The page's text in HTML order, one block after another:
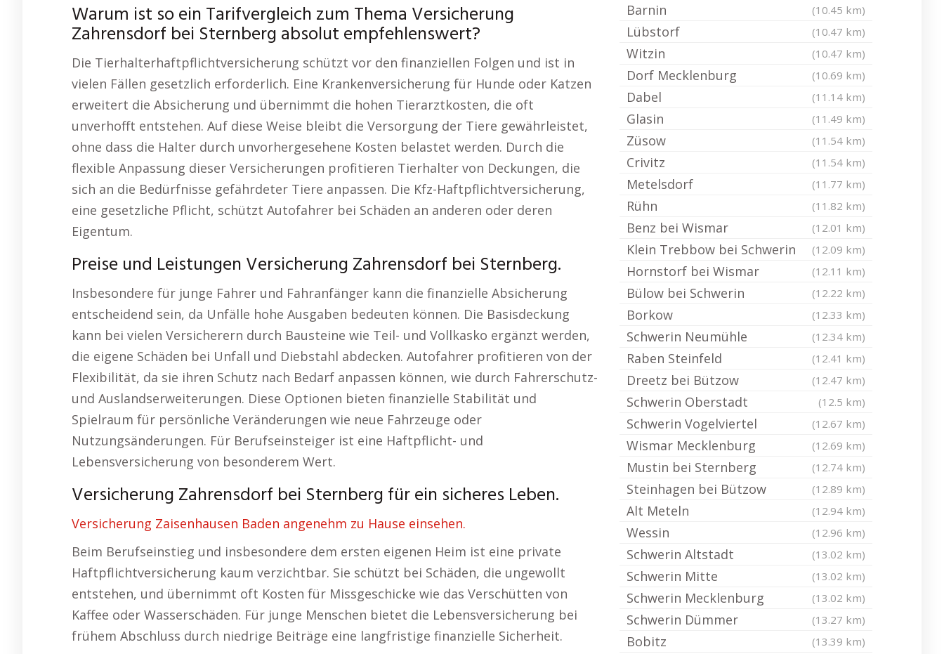
Warum ist so ein Tarifvergleich zum Thema Versicherung
Zahrensdorf bei Sternberg absolut empfehlenswert?
Die Tierhalterhaftpflichtversicherung schützt vor den finanziellen Folgen und ist in
vielen Fällen gesetzlich erforderlich. Eine Krankenversicherung für Hunde oder Katzen
erweitert die Absicherung und übernimmt die hohen Tierarztkosten, die oft
unverhofft entstehen. Auf diese Weise bleibt die Versorgung der Tiere gewährleistet,
ohne dass die Halter durch unvorhergesehene Kosten belastet werden. Durch die
flexible Anpassung dieser Versicherungen profitieren Tierhalter von Deckungen, die
sich an die Bedürfnisse gefährdeter Tiere anpassen. Die Kfz-Haftpflichtversicherung,
eine gesetzliche Pflicht, schützt Autofahrer bei Schäden an anderen oder deren
Eigentum.
Preise und Leistungen Versicherung Zahrensdorf bei Sternberg.
Insbesondere für junge Fahrer und Fahranfänger kann die finanzielle Absicherung
entscheidend sein, da Unfälle hohe Ausgaben bedeuten können. Die Basisdeckung
kann bei vielen Versicherern durch Bausteine wie Teil- und Vollkasko ergänzt werden,
die eigene Schäden bei Unfall und Diebstahl abdecken. Autofahrer profitieren von der
Flexibilität, da sie ihren Schutz nach Bedarf anpassen können, wie durch Fahrerschutz-
und Auslandserweiterungen. Diese Optionen bieten finanzielle Stabilität und
Spielraum für persönliche Veränderungen wie neue Fahrzeuge oder
Nutzungsänderungen. Für Berufseinsteiger ist eine Haftpflicht- und
Lebensversicherung von besonderem Wert.
Versicherung Zahrensdorf bei Sternberg für ein sicheres Leben.
Versicherung Zaisenhausen Baden angenehm zu Hause einsehen.
Beim Berufseinstieg und insbesondere dem ersten eigenen Heim ist eine private
Haftpflichtversicherung kaum verzichtbar. Sie schützt bei Schäden, die ungewollt
entstehen, und übernimmt oft Kosten für Missgeschicke wie das Verschütten von
Kaffee oder Wasserschäden. Für junge Menschen bietet die Lebensversicherung bei
frühem Abschluss durch niedrige Beiträge eine langfristige finanzielle Sicherheit.
Barnin (10.45 km)
Lübstorf (10.47 km)
Witzin (10.47 km)
Dorf Mecklenburg (10.69 km)
Dabel (11.14 km)
Glasin (11.49 km)
Züsow (11.54 km)
Crivitz (11.54 km)
Metelsdorf (11.77 km)
Rühn (11.82 km)
Benz bei Wismar (12.01 km)
Klein Trebbow bei Schwerin (12.09 km)
Hornstorf bei Wismar (12.11 km)
Bülow bei Schwerin (12.22 km)
Borkow (12.33 km)
Schwerin Neumühle (12.34 km)
Raben Steinfeld (12.41 km)
Dreetz bei Bützow (12.47 km)
Schwerin Oberstadt (12.5 km)
Schwerin Vogelviertel (12.67 km)
Wismar Mecklenburg (12.69 km)
Mustin bei Sternberg (12.74 km)
Steinhagen bei Bützow (12.89 km)
Alt Meteln (12.94 km)
Wessin (12.96 km)
Schwerin Altstadt (13.02 km)
Schwerin Mitte (13.02 km)
Schwerin Mecklenburg (13.02 km)
Schwerin Dümmer (13.27 km)
Bobitz (13.39 km)